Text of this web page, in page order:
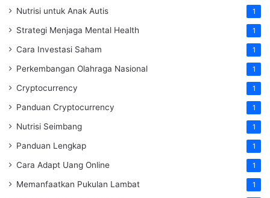
Nutrisi untuk Anak Autis 1
Strategi Menjaga Mental Health 1
Cara Investasi Saham 1
Perkembangan Olahraga Nasional 1
Cryptocurrency 1
Panduan Cryptocurrency 1
Nutrisi Seimbang 1
Panduan Lengkap 1
Cara Adapt Uang Online 1
Memanfaatkan Pukulan Lambat 1